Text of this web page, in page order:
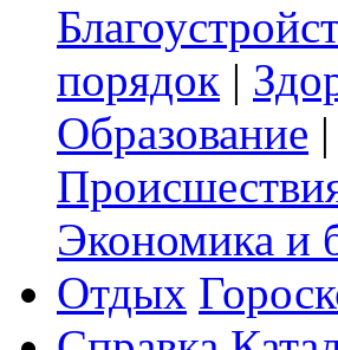
порядок |
Образование |
Экономика и
Отдых